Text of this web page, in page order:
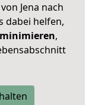
Jena nach
dabei helfen,
,